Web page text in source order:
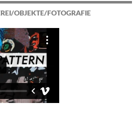
OBJEKTE/FOTOGRAFIE